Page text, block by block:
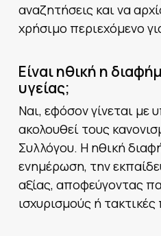
αναζητήσεις και να
χρήσιμο περιεχόμενο
Είναι ηθική η
υγείας;
Ναι, εφόσον γίνεται με
ακολουθεί τους
Συλλόγου. Η ηθική
ενημέρωση, την
αξίας, αποφεύγοντας
ισχυρισμούς ή τακτικές